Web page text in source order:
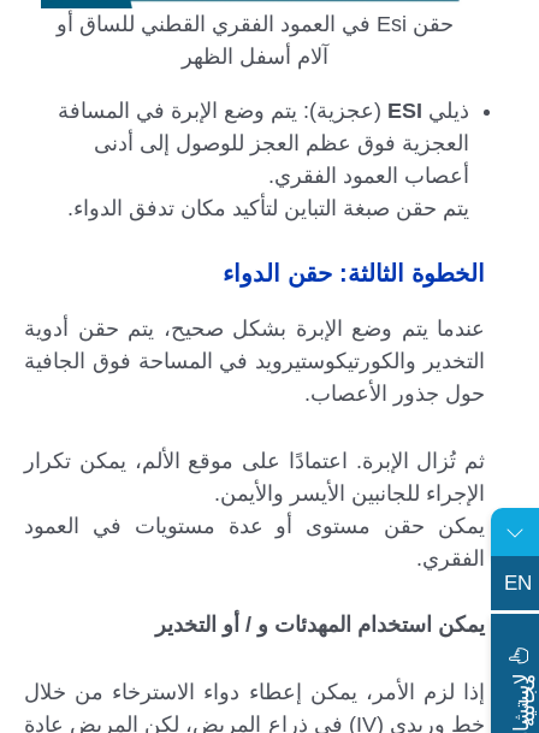
حقن Esi في العمود الفقري القطني للساق أو
آلام أسفل الظهر
ذيلي ESI (عجزية): يتم وضع الإبرة في المسافة
العجزية فوق عظم العجز للوصول إلى أدنى
أعصاب العمود الفقري.
يتم حقن صبغة التباين لتأكيد مكان تدفق الدواء.
الخطوة الثالثة: حقن الدواء
عندما يتم وضع الإبرة بشكل صحيح، يتم حقن أدوية
التخدير والكورتيكوستيرويد في المساحة فوق الجافية
حول جذور الأعصاب.
ثم تُزال الإبرة. اعتمادًا على موقع الألم، يمكن تكرار
الإجراء للجانبين الأيسر والأيمن.
يمكن حقن مستوى أو عدة مستويات في العمود
الفقري.
يمكن استخدام المهدئات و / أو التخدير
إذا لزم الأمر، يمكن إعطاء دواء الاسترخاء من خلال
خط وريدي (IV) في ذراع المريض، لكن المريض عادة
EN
ل
ا
س
ت
ش
ا
ر
ة
م
ج
ا
ن
ي
ة